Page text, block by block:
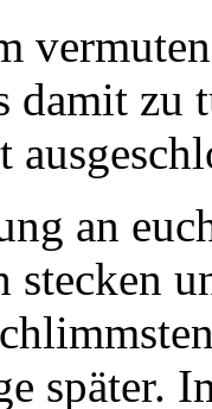
damit zu
an
stecken
später.